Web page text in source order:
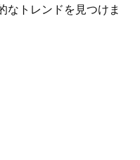
なトレンドを見つけま